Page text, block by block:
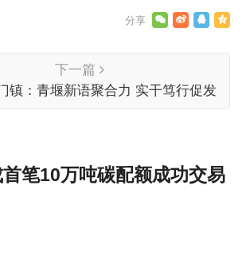
下一篇
镇：青堰新语聚合力 实干笃行促发
笔10万吨碳配额成功交易